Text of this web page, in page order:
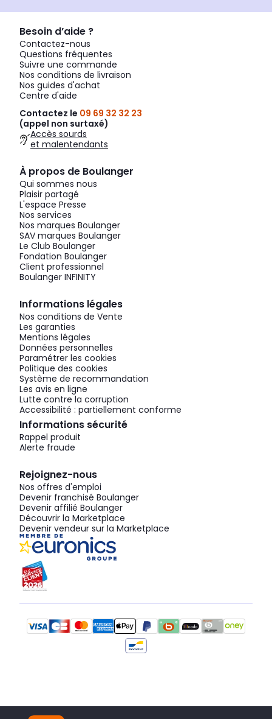
Besoin d’aide ?
Contactez-nous
Questions fréquentes
Suivre une commande
Nos conditions de livraison
Nos guides d'achat
Centre d'aide
Contactez le 09 69 32 32 23
(appel non surtaxé)
Accès sourds
et malentendants
À propos de Boulanger
Qui sommes nous
Plaisir partagé
L'espace Presse
Nos services
Nos marques Boulanger
SAV marques Boulanger
Le Club Boulanger
Fondation Boulanger
Client professionnel
Boulanger INFINITY
Informations légales
Nos conditions de Vente
Les garanties
Mentions légales
Données personnelles
Paramétrer les cookies
Politique des cookies
Système de recommandation
Les avis en ligne
Lutte contre la corruption
Accessibilité : partiellement conforme
Informations sécurité
Rappel produit
Alerte fraude
Rejoignez-nous
Nos offres d'emploi
Devenir franchisé Boulanger
Devenir affilié Boulanger
Découvrir la Marketplace
Devenir vendeur sur la Marketplace